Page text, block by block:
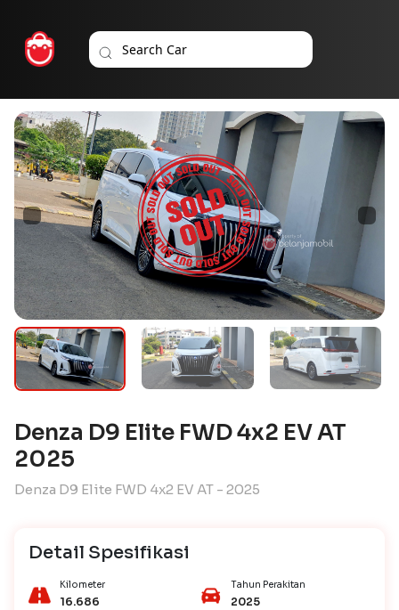
Denza D9 Elite FWD 4x2 EV AT
2025
Denza D9 Elite FWD 4x2 EV AT - 2025
Detail Spesifikasi
Kilometer
16.686
Tahun Perakitan
2025